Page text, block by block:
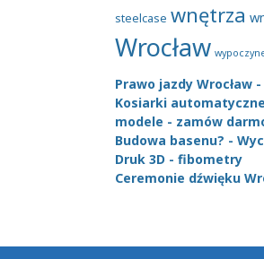
steelcase wnętrza
Wrocław
Prawo jazdy Wrocław
Kosiarki
modele - zamów
Budowa basenu? -
Druk 3D - fibometry
Ceremonie dźwięku